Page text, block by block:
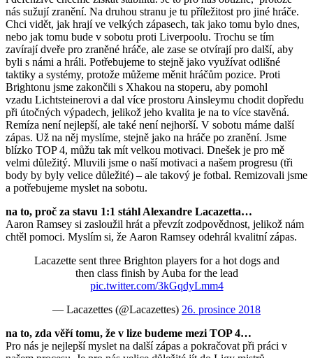
nás sužují zranění. Na druhou stranu je tu příležitost pro jiné hráče.
Chci vidět, jak hrají ve velkých zápasech, tak jako tomu bylo dnes,
nebo jak tomu bude v sobotu proti Liverpoolu. Trochu se tím
zavírají dveře pro zraněné hráče, ale zase se otvírají pro další, aby
byli s námi a hráli. Potřebujeme to stejně jako využívat odlišné
taktiky a systémy, protože můžeme měnit hráčům pozice. Proti
Brightonu jsme zakončili s Xhakou na stoperu, aby pomohl
vzadu Lichtsteinerovi a dal více prostoru Ainsleymu chodit dopředu
při útočných výpadech, jelikož jeho kvalita je na to více stavěná.
Remíza není nejlepší, ale také není nejhorší. V sobotu máme další
zápas. Už na něj myslíme, stejně jako na hráče po zranění. Jsme
blízko TOP 4, můžu tak mít velkou motivaci. Dnešek je pro mě
velmi důležitý. Mluvili jsme o naší motivaci a našem progresu (tři
body by byly velice důležité) – ale takový je fotbal. Remizovali jsme
a potřebujeme myslet na sobotu.
na to, proč za stavu 1:1 stáhl Alexandre Lacazetta…
Aaron Ramsey si zasloužil hrát a převzít zodpovědnost, jelikož nám
chtěl pomoci. Myslím si, že Aaron Ramsey odehrál kvalitní zápas.
Lacazette sent three Brighton players for a hot dogs and
then class finish by Auba for the lead
pic.twitter.com/3kGqdyLmm4
— Lacazettes (@Lacazettes) 26. prosince 2018
na to, zda věří tomu, že v lize budeme mezi TOP 4…
Pro nás je nejlepší myslet na další zápas a pokračovat při práci v